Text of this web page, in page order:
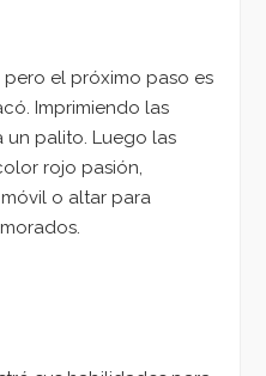
pero el próximo paso es
Imprimiendo las
palito. Luego las
rojo pasión,
o altar para